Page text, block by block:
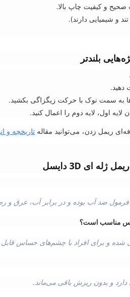
و شیمیایی دارند).
بلندتر
دهید.
به سمت نوک با حرکت زیگزاگی بکشید.
اول، لایه دوم را اعمال کنید.
ریمل زدن، می‌توانید مقاله تاریخچه و
مناسب است؟
و برای افراد با چشم‌های حساس قابل